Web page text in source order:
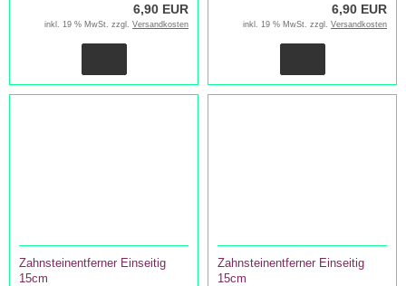
6,90 EUR
inkl. 19 % MwSt. zzgl. Versandkosten
6,90 EUR
inkl. 19 % MwSt. zzgl. Versandkosten
Zahnsteinentferner Einseitig
15cm
Zahnsteinentferner Einseitig
15cm